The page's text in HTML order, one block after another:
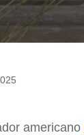
americano